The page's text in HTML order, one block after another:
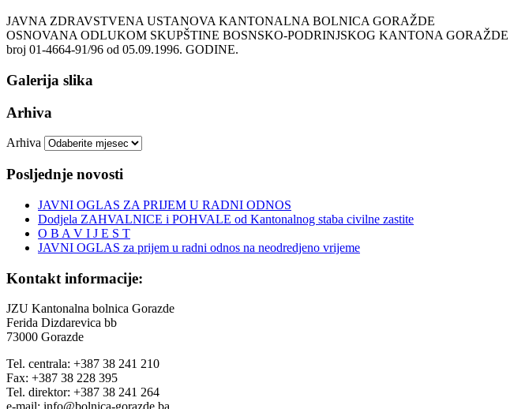
JAVNA ZDRAVSTVENA USTANOVA KANTONALNA BOLNICA GORAŽDE
OSNOVANA ODLUKOM SKUPŠTINE BOSNSKO-PODRINJSKOG KANTONA GORAŽDE
broj 01-4664-91/96 od 05.09.1996. GODINE.
Galerija slika
Arhiva
Arhiva
Posljednje novosti
JAVNI OGLAS ZA PRIJEM U RADNI ODNOS
Dodjela ZAHVALNICE i POHVALE od Kantonalnog staba civilne zastite
O B A V I J E S T
JAVNI OGLAS za prijem u radni odnos na neodredjeno vrijeme
Kontakt informacije:
JZU Kantonalna bolnica Gorazde
Ferida Dizdarevica bb
73000 Gorazde
Tel. centrala: +387 38 241 210
Fax: +387 38 228 395
Tel. direktor: +387 38 241 264